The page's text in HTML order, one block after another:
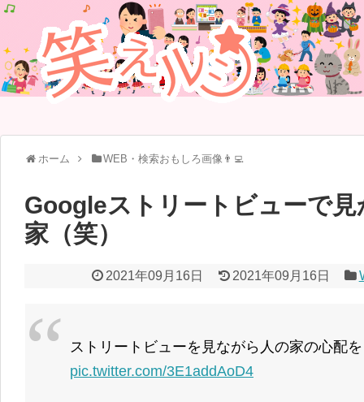
ホーム WEB・検索おもしろ画像👨‍💻
Googleストリートビューで
家（笑）
2021年09月16日 2021年09月16日
ストリートビューを見ながら人の家の心配
pic.twitter.com/3E1addAoD4